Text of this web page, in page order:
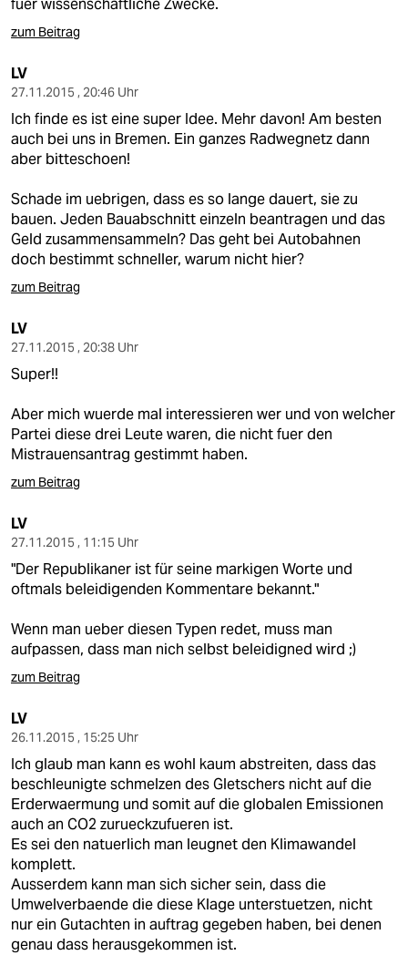
fuer wissenschaftliche Zwecke.
zum Beitrag
LV
27.11.2015 , 20:46 Uhr
Ich finde es ist eine super Idee. Mehr davon! Am besten
auch bei uns in Bremen. Ein ganzes Radwegnetz dann
aber bitteschoen!
Schade im uebrigen, dass es so lange dauert, sie zu
bauen. Jeden Bauabschnitt einzeln beantragen und das
Geld zusammensammeln? Das geht bei Autobahnen
doch bestimmt schneller, warum nicht hier?
zum Beitrag
LV
27.11.2015 , 20:38 Uhr
Super!!
Aber mich wuerde mal interessieren wer und von welcher
Partei diese drei Leute waren, die nicht fuer den
Mistrauensantrag gestimmt haben.
zum Beitrag
LV
27.11.2015 , 11:15 Uhr
"Der Republikaner ist für seine markigen Worte und
oftmals beleidigenden Kommentare bekannt."
Wenn man ueber diesen Typen redet, muss man
aufpassen, dass man nich selbst beleidigned wird ;)
zum Beitrag
LV
26.11.2015 , 15:25 Uhr
Ich glaub man kann es wohl kaum abstreiten, dass das
beschleunigte schmelzen des Gletschers nicht auf die
Erderwaermung und somit auf die globalen Emissionen
auch an CO2 zurueckzufueren ist.
Es sei den natuerlich man leugnet den Klimawandel
komplett.
Ausserdem kann man sich sicher sein, dass die
Umwelverbaende die diese Klage unterstuetzen, nicht
nur ein Gutachten in auftrag gegeben haben, bei denen
genau dass herausgekommen ist.